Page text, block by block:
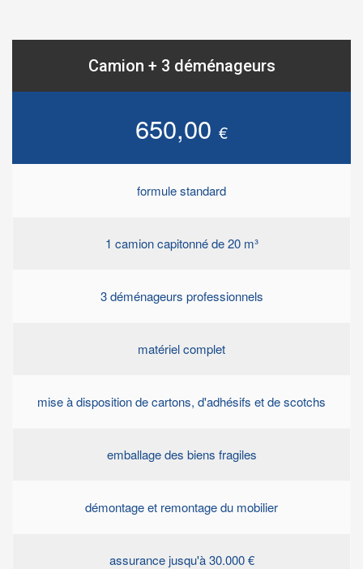
Camion + 3 déménageurs
650,00 €
formule standard
1 camion capitonné de 20 m³
3 déménageurs professionnels
matériel complet
mise à disposition de cartons, d'adhésifs et de scotchs
emballage des biens fragiles
démontage et remontage du mobilier
assurance jusqu'à 30.000 €